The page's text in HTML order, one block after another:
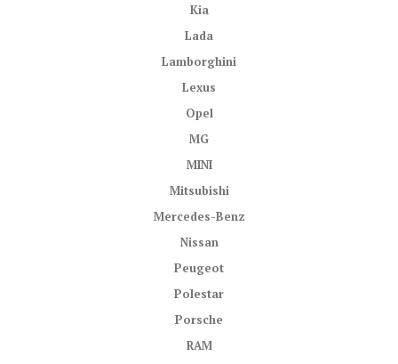
Kia
Lada
Lamborghini
Lexus
Opel
MG
MINI
Mitsubishi
Mercedes-Benz
Nissan
Peugeot
Polestar
Porsche
RAM